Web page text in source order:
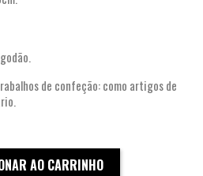
de confeção: como artigos de
AO CARRINHO